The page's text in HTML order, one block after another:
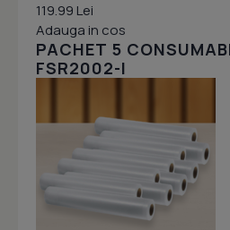
119.99 Lei
Adauga in cos
PACHET 5
FSR2002-I